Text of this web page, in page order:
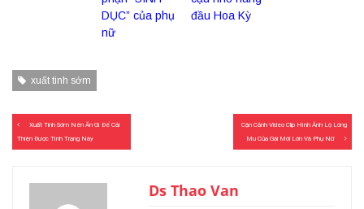
DỤC” của phụ
nữ
đầu Hoa Kỳ
xuất tinh sớm
Điều
hướng
viết
Xuất Tinh Sớm Nên Ăn Gì Để Cải
Thiện Được Tình Trạng Này
Cận Cảnh Video Clip Hình Ảnh Lộ Lông
Mu Của Gái Mới Lớn Và Phụ Nữ
Ds Thao Van